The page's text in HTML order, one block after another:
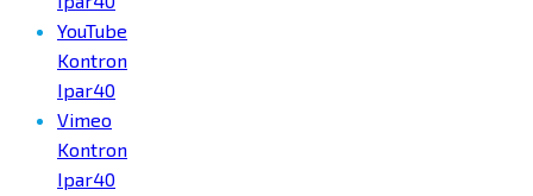
YouTube
Kontron
Ipar40
Vimeo
Kontron
Ipar40